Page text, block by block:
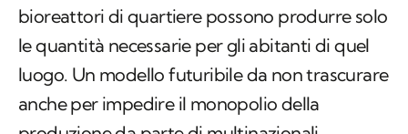
bioreattori di quartiere possono produrre solo
le quantità necessarie per gli abitanti di quel
luogo. Un modello futuribile da non trascurare
anche per impedire il monopolio della